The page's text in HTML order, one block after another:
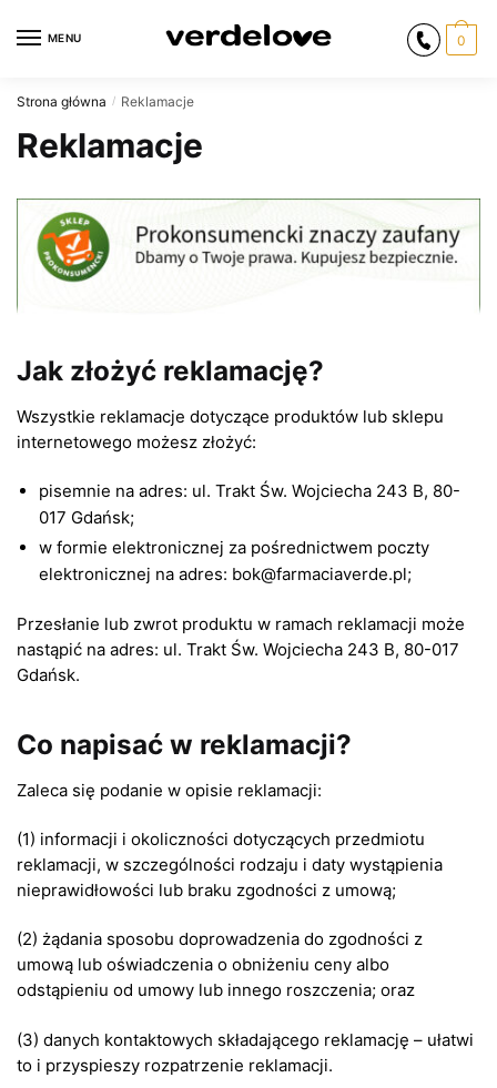
do
do
MENU 0
Strona główna / Reklamacje
Reklamacje
Jak złożyć reklamację?
Wszystkie reklamacje dotyczące produktów lub sklepu
internetowego możesz złożyć:
pisemnie na adres: ul. Trakt Św. Wojciecha 243 B, 80-
017 Gdańsk;
w formie elektronicznej za pośrednictwem poczty
elektronicznej na adres: bok@farmaciaverde.pl;
Przesłanie lub zwrot produktu w ramach reklamacji może
nastąpić na adres: ul. Trakt Św. Wojciecha 243 B, 80-017
Gdańsk.
Co napisać w reklamacji?
Zaleca się podanie w opisie reklamacji:
(1) informacji i okoliczności dotyczących przedmiotu
reklamacji, w szczególności rodzaju i daty wystąpienia
nieprawidłowości lub braku zgodności z umową;
(2) żądania sposobu doprowadzenia do zgodności z
umową lub oświadczenia o obniżeniu ceny albo
odstąpieniu od umowy lub innego roszczenia; oraz
(3) danych kontaktowych składającego reklamację – ułatwi
to i przyspieszy rozpatrzenie reklamacji.